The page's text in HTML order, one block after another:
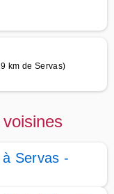
km de Servas)
Servas -